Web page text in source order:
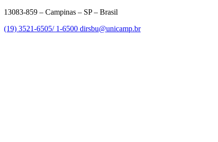
13083-859 – Campinas – SP – Brasil
(19) 3521-6505/ 1-6500 dirsbu@unicamp.br